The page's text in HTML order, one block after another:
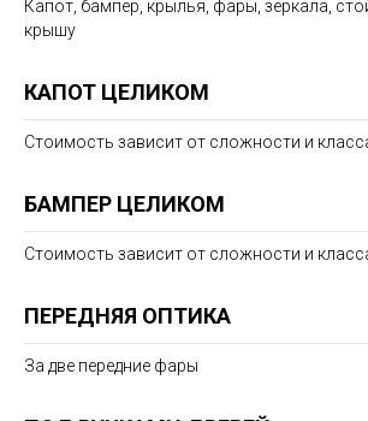
Капот, бампер, крылья, фары, зеркала,
крышу
КАПОТ ЦЕЛИКОМ
Стоимость зависит от сложности и
БАМПЕР ЦЕЛИКОМ
Стоимость зависит от сложности и
ПЕРЕДНЯЯ ОПТИКА
За две передние фары